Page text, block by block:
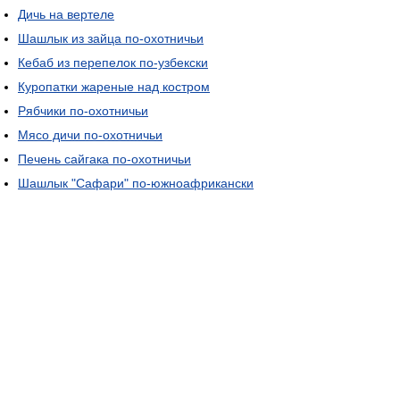
Дичь на вертеле
Шашлык из зайца по-охотничьи
Кебаб из перепелок по-узбекски
Куропатки жареные над костром
Рябчики по-охотничьи
Мясо дичи по-охотничьи
Печень сайгака по-охотничьи
Шашлык "Сафари" по-южноафрикански